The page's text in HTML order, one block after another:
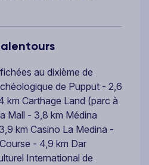
au dixième de
de Pupput - 2,6
km Carthage Land (parc à
Mall - 3,8 km Médina
km Casino La Medina -
- 4,9 km Dar
International de